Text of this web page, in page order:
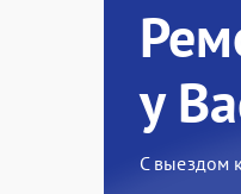
у
С выездом